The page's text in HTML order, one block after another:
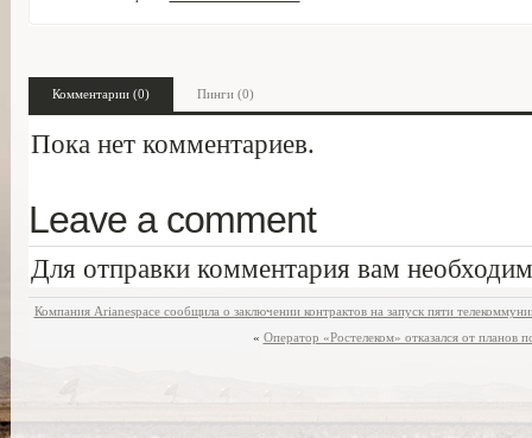
Комментарии (0) Пинги (0)
Пока нет комментариев.
Leave a comment
Для отправки комментария вам
Компания Arianespace сообщила о заключении контрактов на запуск пяти
« Оператор «Ростелеком» отказался от планов